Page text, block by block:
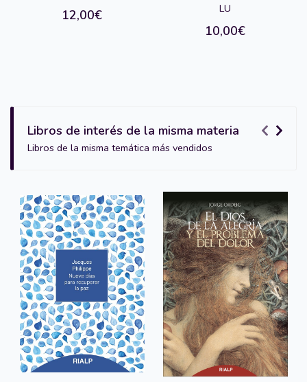
12,00€
LU
10,00€
Libros de interés de la misma materia
Libros de la misma temática más vendidos